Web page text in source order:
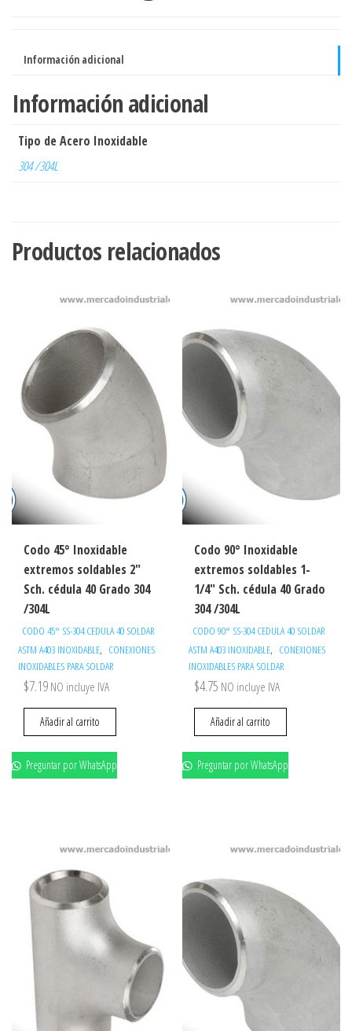
Información adicional
Información adicional
Tipo de Acero Inoxidable
304 /304L
Productos relacionados
Codo 45° Inoxidable
extremos soldables 2″
Sch. cédula 40 Grado 304
/304L
CODO 45° SS-304 CEDULA 40 SOLDAR
ASTM A403 INOXIDABLE, CONEXIONES
INOXIDABLES PARA SOLDAR
$7.19 NO incluye IVA
Añadir al carrito
Preguntar por WhatsApp
Codo 90° Inoxidable
extremos soldables 1-
1/4″ Sch. cédula 40 Grado
304 /304L
CODO 90° SS-304 CEDULA 40 SOLDAR
ASTM A403 INOXIDABLE, CONEXIONES
INOXIDABLES PARA SOLDAR
$4.75 NO incluye IVA
Añadir al carrito
Preguntar por WhatsApp